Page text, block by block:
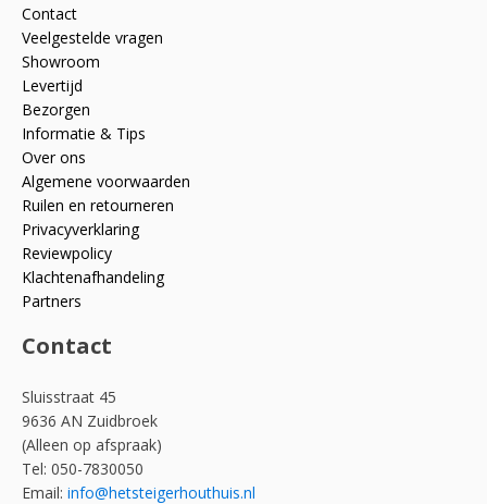
Contact
Veelgestelde vragen
Showroom
Levertijd
Bezorgen
Informatie & Tips
Over ons
Algemene voorwaarden
Ruilen en retourneren
Privacyverklaring
Reviewpolicy
Klachtenafhandeling
Partners
Contact
Sluisstraat 45
9636 AN Zuidbroek
(Alleen op afspraak)
Tel: 050-7830050
Email: info@hetsteigerhouthuis.nl